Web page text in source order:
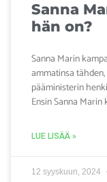
Sanna
hän on?
Sanna Marin
ammatinsa
pääministerin
Ensin Sanna
LUE LISÄÄ »
12 syyskuun, 2024